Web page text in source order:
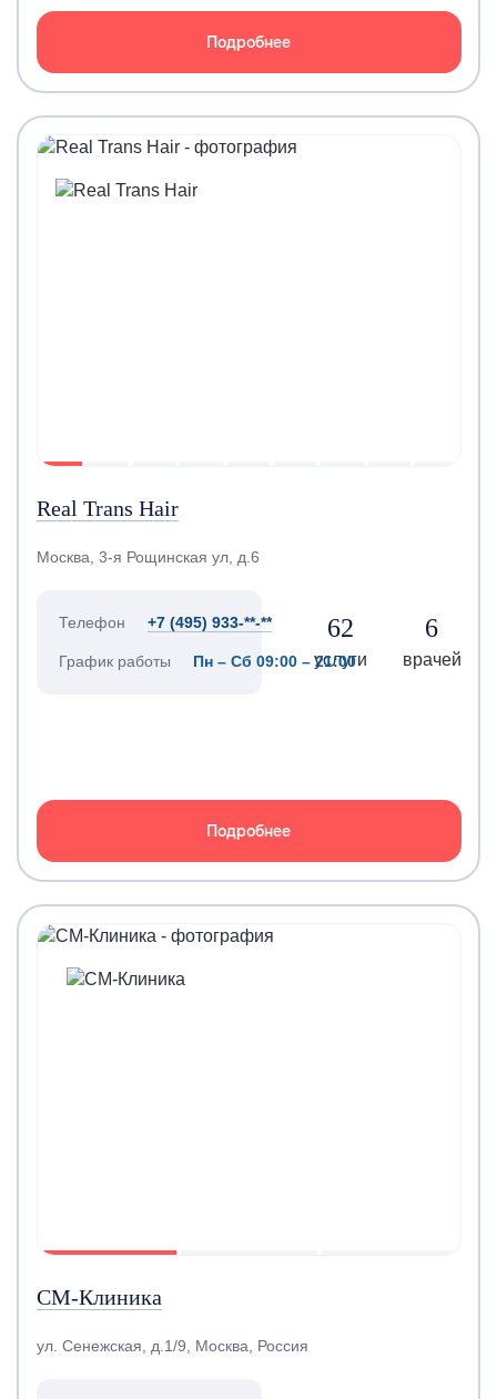
Подробнее
Real Trans Hair
Москва, 3-я Рощинская ул, д.6
Телефон +7 (495) 933-**-**
График работы Пн – Сб 09:00 – 21:00
62
услуги
6
врачей
Подробнее
СМ-Клиника
ул. Сенежская, д.1/9, Москва, Россия